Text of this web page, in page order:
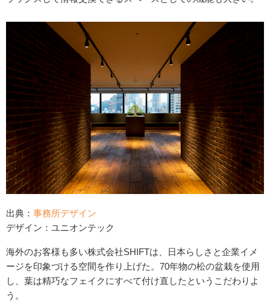
出典： 事務所デザイン
デザイン：ユニオンテック
海外のお客様も多い株式会社SHIFTは、日本らしさと企業イメ
ージを印象づける空間を作り上げた。70年物の松の盆栽を使用
し、葉は精巧なフェイクにすべて付け直したというこだわりよ
う。